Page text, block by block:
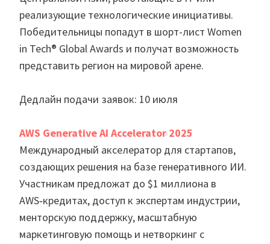
реализующие технологические инициативы.
Победительницы попадут в шорт-лист Women
in Tech® Global Awards и получат возможность
представить регион на мировой арене.
Дедлайн подачи заявок: 10 июля
AWS Generative AI Accelerator 2025
Международный акселератор для стартапов,
создающих решения на базе генеративного ИИ.
Участникам предложат до $1 миллиона в
AWS‑кредитах, доступ к экспертам индустрии,
менторскую поддержку, масштабную
маркетинговую помощь и нетворкинг с